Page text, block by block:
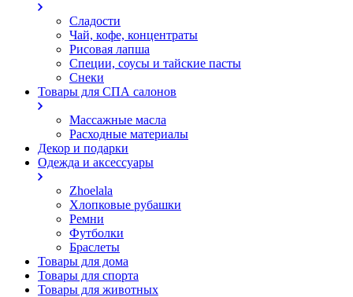
Сладости
Чай, кофе, концентраты
Рисовая лапша
Специи, соусы и тайские пасты
Снеки
Товары для СПА салонов
Массажные масла
Расходные материалы
Декор и подарки
Одежда и аксессуары
Zhoelala
Хлопковые рубашки
Ремни
Футболки
Браслеты
Товары для дома
Товары для спорта
Товары для животных